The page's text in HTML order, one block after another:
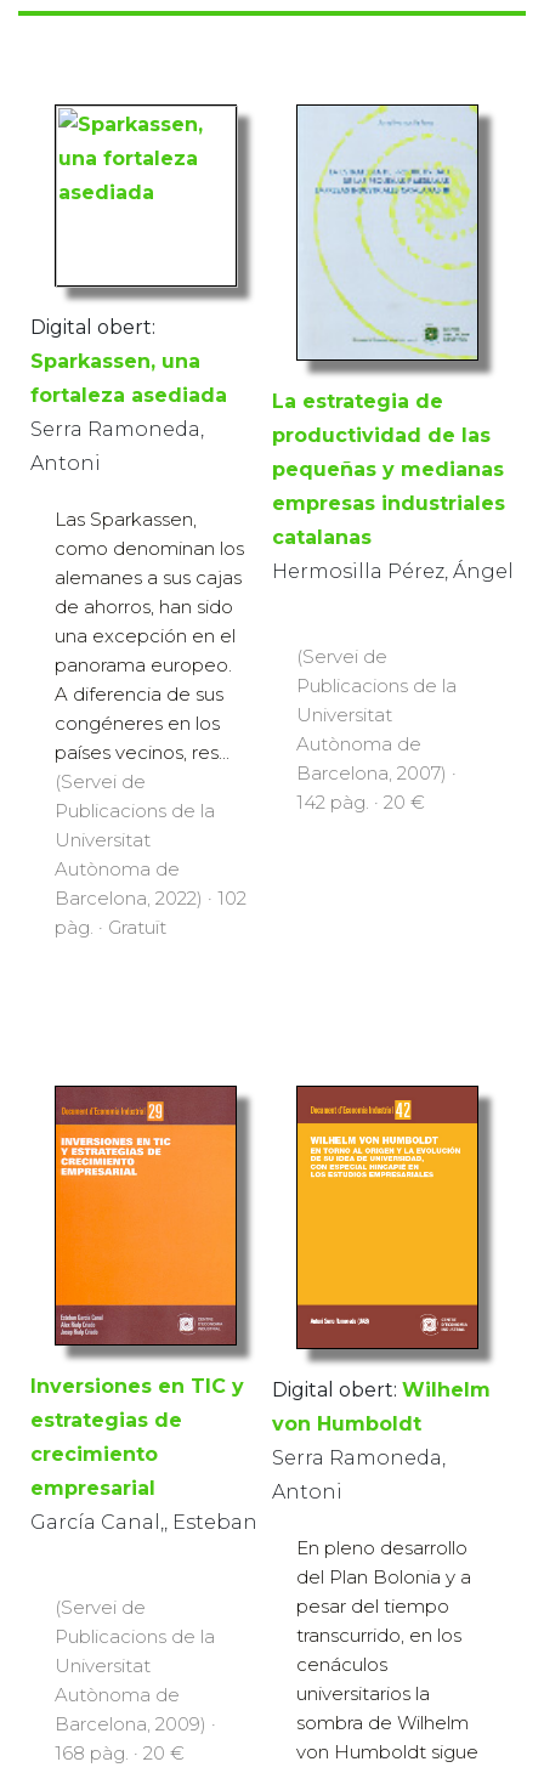
Digital obert:
Sparkassen, una
fortaleza asediada
Serra Ramoneda,
Antoni
Las Sparkassen,
como denominan los
alemanes a sus cajas
de ahorros, han sido
una excepción en el
panorama europeo.
A diferencia de sus
congéneres en los
países vecinos, res...
(Servei de
Publicacions de la
Universitat
Autònoma de
Barcelona, 2022) · 102
pàg. · Gratuït
La estrategia de
productividad de las
pequeñas y medianas
empresas industriales
catalanas
Hermosilla Pérez, Ángel
(Servei de
Publicacions de la
Universitat
Autònoma de
Barcelona, 2007) ·
142 pàg. · 20 €
Inversiones en TIC y
estrategias de
crecimiento
empresarial
García Canal,, Esteban
(Servei de
Publicacions de la
Universitat
Autònoma de
Barcelona, 2009) ·
168 pàg. · 20 €
Digital obert: Wilhelm
von Humboldt
Serra Ramoneda,
Antoni
En pleno desarrollo
del Plan Bolonia y a
pesar del tiempo
transcurrido, en los
cenáculos
universitarios la
sombra de Wilhelm
von Humboldt sigue